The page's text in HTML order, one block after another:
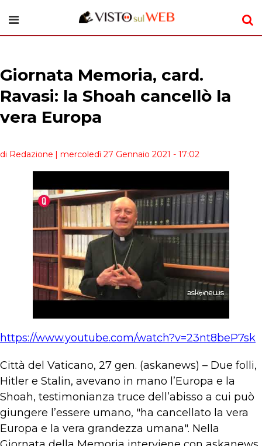
Giornata Memoria, card.
Ravasi: la Shoah cancellò la
vera Europa
di Redazione | mercoledì 27 Gennaio 2021 - 17:02
https://www.youtube.com/watch?v=23nt8beP7sk
Città del Vaticano, 27 gen. (askanews) – Due folli,
Hitler e Stalin, avevano in mano l’Europa e la
Shoah, testimonianza truce dell’abisso a cui può
giungere l’essere umano, "ha cancellato la vera
Europa e la vera grandezza umana". Nella